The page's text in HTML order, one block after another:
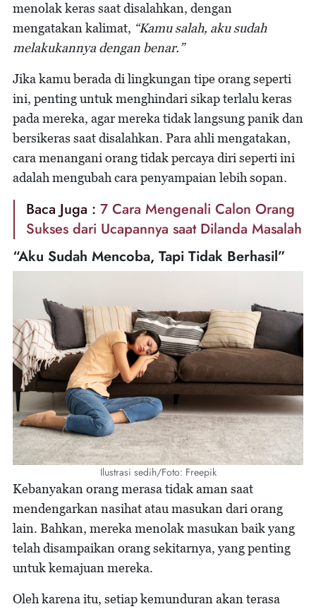
menolak keras saat disalahkan, dengan
mengatakan kalimat, “Kamu salah, aku sudah
melakukannya dengan benar.”
Jika kamu berada di lingkungan tipe orang seperti
ini, penting untuk menghindari sikap terlalu keras
pada mereka, agar mereka tidak langsung panik dan
bersikeras saat disalahkan. Para ahli mengatakan,
cara menangani orang tidak percaya diri seperti ini
adalah mengubah cara penyampaian lebih sopan.
Baca Juga : 7 Cara Mengenali Calon Orang
Sukses dari Ucapannya saat Dilanda Masalah
“Aku Sudah Mencoba, Tapi Tidak Berhasil”
Ilustrasi sedih/Foto: Freepik
Kebanyakan orang merasa tidak aman saat
mendengarkan nasihat atau masukan dari orang
lain. Bahkan, mereka menolak masukan baik yang
telah disampaikan orang sekitarnya, yang penting
untuk kemajuan mereka.
Oleh karena itu, setiap kemunduran akan terasa